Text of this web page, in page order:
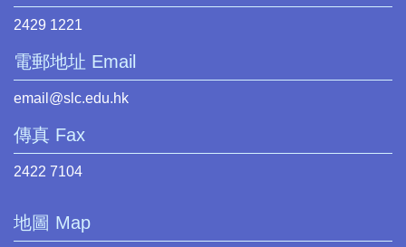
2429 1221
電郵地址 Email
email@slc.edu.hk
傳真 Fax
2422 7104
地圖 Map